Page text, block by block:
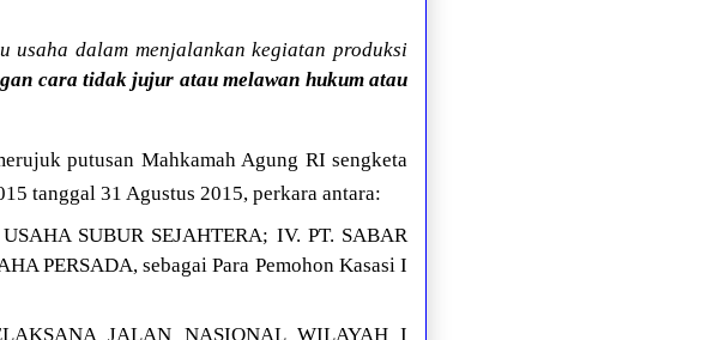
usaha dalam menjalankan kegiatan produksi
cara tidak jujur atau melawan hukum atau
putusan Mahkamah Agung RI sengketa
tanggal 31 Agustus 2015, perkara antara:
SUBUR SEJAHTERA; IV. PT. SABAR
PERSADA, sebagai Para Pemohon Kasasi I
JALAN NASIONAL WILAYAH I